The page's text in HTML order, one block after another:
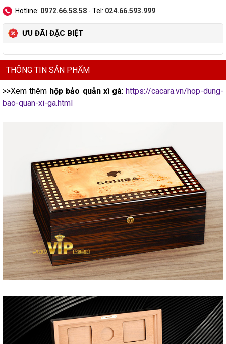
Hotline: 0972.66.58.58 - Tel: 024.66.593.999
ƯU ĐÃI ĐẶC BIỆT
THÔNG TIN SẢN PHẨM
>>Xem thêm hộp bảo quản xì gà:https://cacara.vn/hop-dung-
bao-quan-xi-ga.html